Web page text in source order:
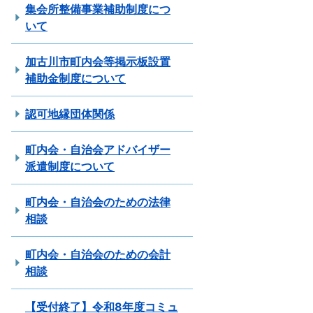
集会所整備事業補助制度につ
いて
加古川市町内会等掲示板設置
補助金制度について
認可地縁団体関係
町内会・自治会アドバイザー
派遣制度について
町内会・自治会のための法律
相談
町内会・自治会のための会計
相談
【受付終了】令和8年度コミュ